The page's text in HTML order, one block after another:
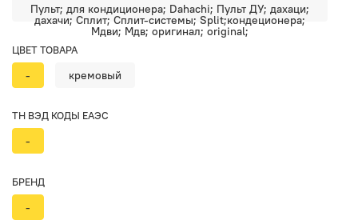
Пульт; для кондиционера; Dahachi; Пульт ДУ; дахаци;
дахачи; Сплит; Сплит-системы; Split;кондеционера;
Мдви; Мдв; оригинал; original;
ЦВЕТ ТОВАРА
- кремовый
ТН ВЭД КОДЫ ЕАЭС
-
БРЕНД
-